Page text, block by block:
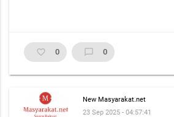
favorite_border 0 chat_bubble_outline 0
New Masyarakat.net
23 Sep 2025 - 04:57:41